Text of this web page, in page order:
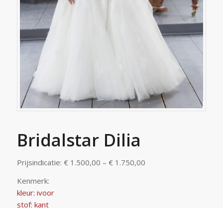
Bridalstar Dilia
Prijsindicatie: € 1.500,00 – € 1.750,00
Kenmerk:
kleur: ivoor
stof: kant